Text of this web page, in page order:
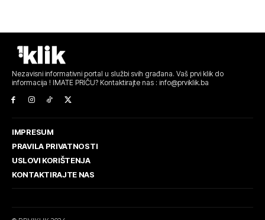
Nezavisni informativni portal u službi svih građana. Vaš prvi klik do
informacija ! IMATE PRIČU? Kontaktirajte nas : info@prviklik.ba
IMPRESUM
PRAVILA PRIVATNOSTI
USLOVI KORIŠTENJA
KONTAKTIRAJTE NAS